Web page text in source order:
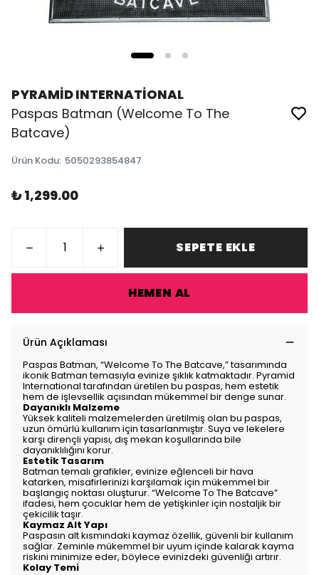
PYRAMİD INTERNATİONAL
Paspas Batman (Welcome To The
Batcave)
Ürün Kodu: 5050293854847
₺ 1,299.00
SEPETE EKLE
HEMEN AL
Ürün Açıklaması
Paspas Batman, “Welcome To The Batcave,” tasarımında
ikonik Batman temasıyla evinize şıklık katmaktadır. Pyramid
International tarafından üretilen bu paspas, hem estetik
hem de işlevsellik açısından mükemmel bir denge sunar.
Dayanıklı Malzeme
Yüksek kaliteli malzemelerden üretilmiş olan bu paspas,
uzun ömürlü kullanım için tasarlanmıştır. Suya ve lekelere
karşı dirençli yapısı, dış mekan koşullarında bile
dayanıklılığını korur.
Estetik Tasarım
Batman temalı grafikler, evinize eğlenceli bir hava
katarken, misafirlerinizi karşılamak için mükemmel bir
başlangıç noktası oluşturur. “Welcome To The Batcave”
ifadesi, hem çocuklar hem de yetişkinler için nostaljik bir
çekicilik taşır.
Kaymaz Alt Yapı
Paspasın alt kısmındaki kaymaz özellik, güvenli bir kullanım
sağlar. Zeminle mükemmel bir uyum içinde kalarak kayma
riskini minimize eder, böylece evinizdeki güvenliği artırır.
Kolay Temi